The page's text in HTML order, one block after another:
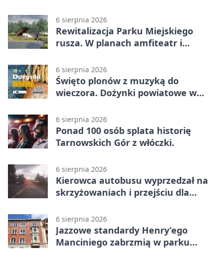
6 sierpnia 2026
Rewitalizacja Parku Miejskiego
rusza. W planach amfiteatr i
6 sierpnia 2026
Święto plonów z muzyką do
wieczora. Dożynki powiatowe w
6 sierpnia 2026
Ponad 100 osób splata historię
Tarnowskich Gór z włóczki.
6 sierpnia 2026
Kierowca autobusu wyprzedzał na
skrzyżowaniach i przejściu dla
6 sierpnia 2026
Jazzowe standardy Henry’ego
Manciniego zabrzmią w parku